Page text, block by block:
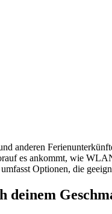
anderen
es ankommt, wie
Optionen, die
deinem